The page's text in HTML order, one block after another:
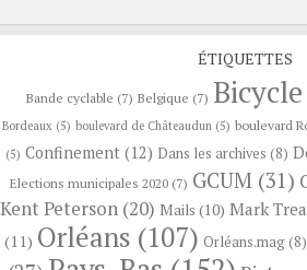
ÉTIQUETTES
Bande cyclable (7) Belgique (7)
Bordeaux (5) boulevard de Châteaudun (5) boulevard
(5) Confinement (12) Dans les archives (8)
Elections municipales 2020(7) GCUM (31)
Kent Peterson (20) Mails (10) Mark
(11) Orléans (107) Orléans.mag (8)